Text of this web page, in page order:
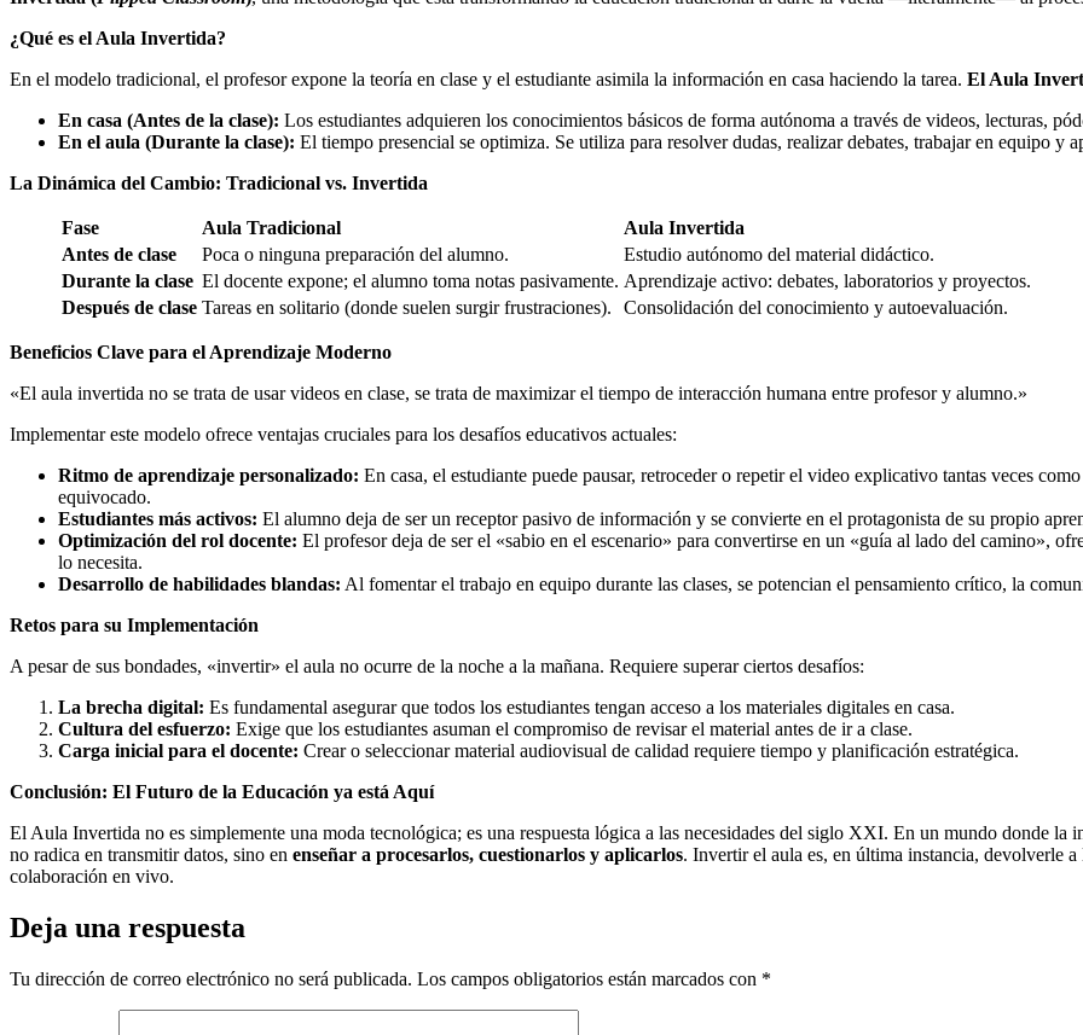
¿Qué es el Aula Invertida?
En el modelo tradicional, el profesor expone la teoría en clase y el estudiante asimila la información en casa haciendo la tarea. El Aula
En casa (Antes de la clase): Los estudiantes adquieren los conocimientos básicos de forma autónoma a través de videos, lecturas,
En el aula (Durante la clase): El tiempo presencial se optimiza. Se utiliza para resolver dudas, realizar debates, trabajar en equipo y
La Dinámica del Cambio: Tradicional vs. Invertida
Fase Aula Tradicional
Aula Invertida
Antes de clase
Poca o ninguna preparación del alumno.
Estudio autónomo del material didáctico.
Durante la clase El docente expone; el alumno toma notas pasivamente. Aprendizaje activo: debates, laboratorios y proyectos.
Después de clase Tareas en solitario (donde suelen surgir frustraciones). Consolidación del conocimiento y autoevaluación.
Beneficios Clave para el Aprendizaje Moderno
«El aula invertida no se trata de usar videos en clase, se trata de maximizar el tiempo de interacción humana entre profesor y alumno.»
Implementar este modelo ofrece ventajas cruciales para los desafíos educativos actuales:
Ritmo de aprendizaje personalizado: En casa, el estudiante puede pausar, retroceder o repetir el video explicativo tantas veces
equivocado.
Estudiantes más activos: El alumno deja de ser un receptor pasivo de información y se convierte en el protagonista de su propio
Optimización del rol docente: El profesor deja de ser el «sabio en el escenario» para convertirse en un «guía al lado del camino»,
lo necesita.
Desarrollo de habilidades blandas: Al fomentar el trabajo en equipo durante las clases, se potencian el pensamiento crítico, la
Retos para su Implementación
A pesar de sus bondades, «invertir» el aula no ocurre de la noche a la mañana. Requiere superar ciertos desafíos:
La brecha digital: Es fundamental asegurar que todos los estudiantes tengan acceso a los materiales digitales en casa.
Cultura del esfuerzo: Exige que los estudiantes asuman el compromiso de revisar el material antes de ir a clase.
Carga inicial para el docente: Crear o seleccionar material audiovisual de calidad requiere tiempo y planificación estratégica.
Conclusión: El Futuro de la Educación ya está Aquí
El Aula Invertida no es simplemente una moda tecnológica; es una respuesta lógica a las necesidades del siglo XXI. En un mundo donde la
no radica en transmitir datos, sino en enseñar a procesarlos, cuestionarlos y aplicarlos. Invertir el aula es, en última instancia, devolverle
colaboración en vivo.
Deja una respuesta
Tu dirección de correo electrónico no será publicada. Los campos obligatorios están marcados con *